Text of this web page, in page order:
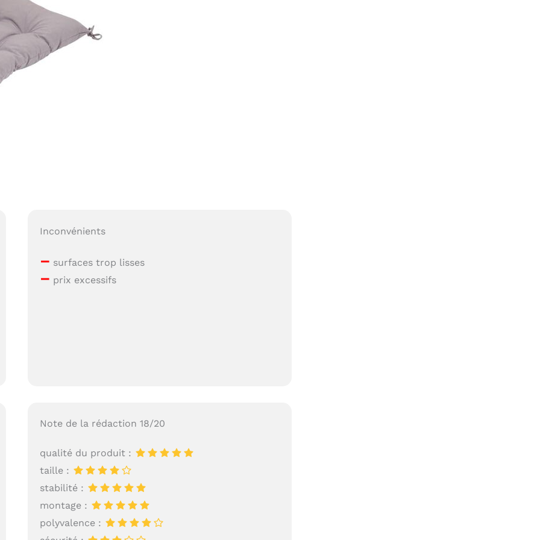
Inconvénients
– surfaces trop lisses
– prix excessifs
Note de la rédaction 18/20
qualité du produit :
taille :
stabilité :
montage :
polyvalence :